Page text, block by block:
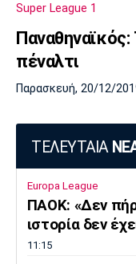
Λίβερπουλ
Μπορούσια
Ντόρτμουντ
Super League 1
πέναλτι
Παρασκευή, 20/12/
ΤΕΛΕΥΤΑΙΑ
Europa League
ΠΑΟΚ: «Δεν
ιστορία δεν
11:15